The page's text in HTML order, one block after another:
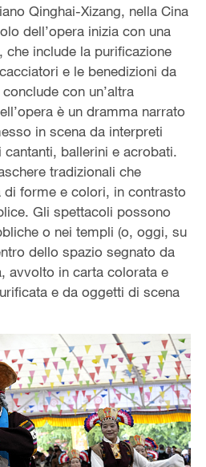
Qinghai-Xizang, nella Cina
dell’opera inizia con una
include la purificazione
e le benedizioni da
con un’altra
è un dramma narrato
in scena da interpreti
ballerini e acrobati.
tradizionali che
di forme e colori, in contrasto
Gli spettacoli possono
o nei templi (o, oggi, su
dello spazio segnato da
avvolto in carta colorata e
e da oggetti di scena